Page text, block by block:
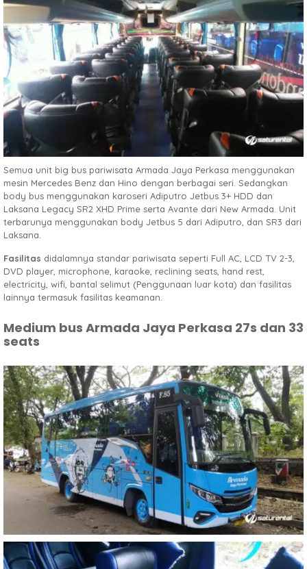
Semua unit big bus pariwisata Armada Jaya Perkasa menggunakan
mesin Mercedes Benz dan Hino dengan berbagai seri. Sedangkan
body bus menggunakan karoseri Adiputro Jetbus 3+ HDD dan
Laksana Legacy SR2 XHD Prime serta Avante dari New Armada. Unit
terbarunya menggunakan body Jetbus 5 dari Adiputro, dan SR3 dari
Laksana.
Fasilitas didalamnya standar pariwisata seperti Full AC, LCD TV 2-3,
DVD player, microphone, karaoke, reclining seats, hand rest,
electricity, wifi, bantal selimut (Penggunaan luar kota) dan fasilitas
lainnya termasuk fasilitas keamanan.
Medium bus Armada Jaya Perkasa 27s dan 33
seats